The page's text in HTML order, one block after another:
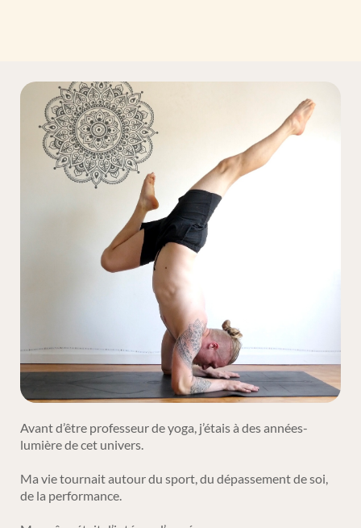
Avant d’être professeur de yoga, j’étais à des années-
lumière de cet univers.
Ma vie tournait autour du sport, du dépassement de soi,
de la performance.